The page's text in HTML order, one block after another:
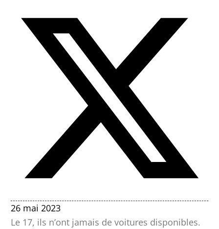
26 mai 2023
Le 17, ils n’ont jamais de voitures disponibles.